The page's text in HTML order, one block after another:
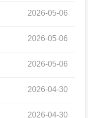
2026-05-06
2026-05-06
2026-05-06
2026-04-30
2026-04-30